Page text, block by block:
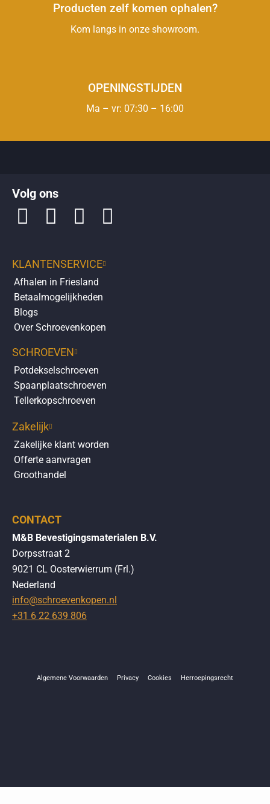
Producten zelf komen ophalen?
Kom langs in onze showroom.
OPENINGSTIJDEN
Ma – vr: 07:30 – 16:00
Op deklantenservicepagina
bezorgen
Volg ons
KLANTENSERVICE
Afhalen in Friesland
Betaalmogelijkheden
Blogs
Over Schroevenkopen
SCHROEVEN
Potdekselschroeven
Spaanplaatschroeven
Tellerkopschroeven
Zakelijk
Zakelijke klant worden
Offerte aanvragen
Groothandel
CONTACT
M&B Bevestigingsmaterialen B.V.
Dorpsstraat 2
9021 CL Oosterwierrum (Frl.)
Nederland
info@schroevenkopen.nl
+31 6 22 639 806
Algemene Voorwaarden Privacy Cookies Herroepingsrecht